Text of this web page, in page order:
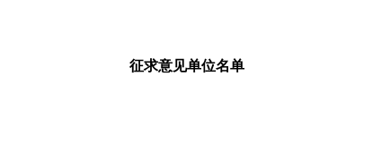
征求意见单位名单